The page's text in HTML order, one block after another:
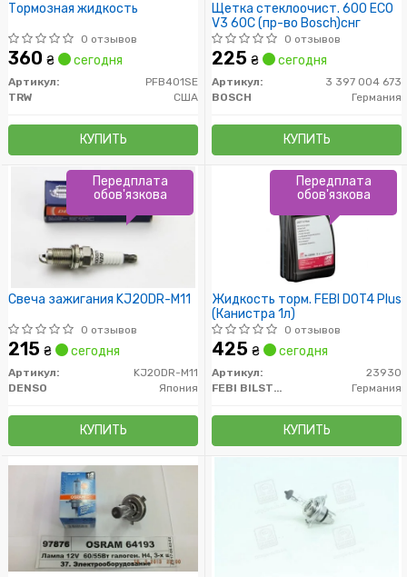
Тормозная жидкость
0 отзывов
360 ₴ сегодня
Артикул:
PFB401SE
TRW
США
КУПИТЬ
Щетка стеклоочист. 600 ECO
V3 60C (пр-во Bosch)снг
0 отзывов
225 ₴ сегодня
Артикул:
3 397 004 673
BOSCH
Германия
КУПИТЬ
Свеча зажигания KJ20DR-M11
0 отзывов
215 ₴ сегодня
Артикул:
KJ20DR-M11
DENSO
Япония
КУПИТЬ
Передплата
обов'язкова
Жидкость торм. FEBI DOT4 Plus
(Канистра 1л)
0 отзывов
425 ₴ сегодня
Артикул:
23930
FEBI BILSTEIN
Германия
КУПИТЬ
Передплата
обов'язкова